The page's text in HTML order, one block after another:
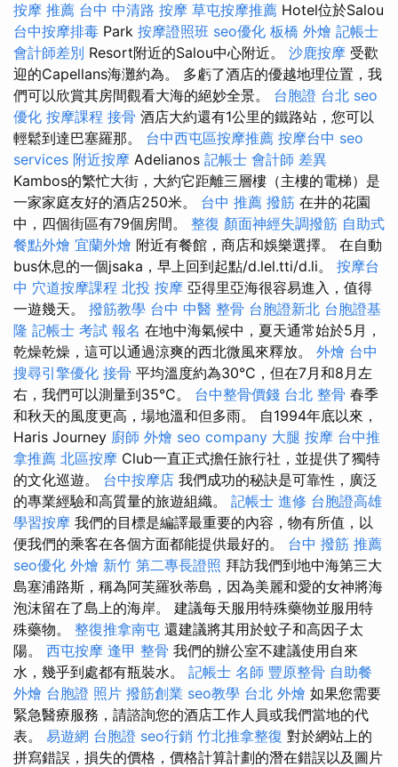
按摩 推薦 台中 中清路 按摩 草屯按摩推薦 Hotel位於Salou
台中按摩排毒 Park 按摩證照班 seo優化 板橋 外燴 記帳士
會計師差別 Resort附近的Salou中心附近。 沙鹿按摩 受歡
迎的Capellans海灘約為。 多虧了酒店的優越地理位置，我
們可以欣賞其房間觀看大海的絕妙全景。 台胞證 台北 seo
優化 按摩課程 接骨 酒店大約還有1公里的鐵路站，您可以
輕鬆到達巴塞羅那。 台中西屯區按摩推薦 按摩台中 seo
services 附近按摩 Adelianos 記帳士 會計師 差異
Kambos的繁忙大街，大約它距離三層樓（主樓的電梯）是
一家家庭友好的酒店250米。 台中 推薦 撥筋 在井的花園
中，四個街區有79個房間。 整復 顏面神經失調撥筋 自助式
餐點外燴 宜蘭外燴 附近有餐館，商店和娛樂選擇。 在自動
bus休息的一個jsaka，早上回到起點/d.lel.tti/d.li。 按摩台
中 穴道按摩課程 北投 按摩 亞得里亞海很容易進入，值得
一遊幾天。 撥筋教學 台中 中醫 整骨 台胞證新北 台胞證基
隆 記帳士 考試 報名 在地中海氣候中，夏天通常始於5月，
乾燥乾燥，這可以通過涼爽的西北微風來釋放。 外燴 台中
搜尋引擎優化 接骨 平均溫度約為30°C，但在7月和8月左
右，我們可以測量到35°C。 台中整骨價錢 台北 整骨 春季
和秋天的風度更高，場地溫和但多雨。 自1994年底以來，
Haris Journey 廚師 外燴 seo company 大腿 按摩 台中推
拿推薦 北區按摩 Club一直正式擔任旅行社，並提供了獨特
的文化巡遊。 台中按摩店 我們成功的秘訣是可靠性，廣泛
的專業經驗和高質量的旅遊組織。 記帳士 進修 台胞證高雄
學習按摩 我們的目標是編譯最重要的內容，物有所值，以
便我們的乘客在各個方面都能提供最好的。 台中 撥筋 推薦
seo優化 外燴 新竹 第二專長證照 拜訪我們到地中海第三大
島塞浦路斯，稱為阿芙羅狄蒂島，因為美麗和愛的女神將海
泡沫留在了島上的海岸。 建議每天服用特殊藥物並服用特
殊藥物。 整復推拿南屯 還建議將其用於蚊子和高因子太
陽。 西屯按摩 逢甲 整骨 我們的辦公室不建議使用自來
水，幾乎到處都有瓶裝水。 記帳士 名師 豐原整骨 自助餐
外燴 台胞證 照片 撥筋創業 seo教學 台北 外燴 如果您需要
緊急醫療服務，請諮詢您的酒店工作人員或我們當地的代
表。 易遊網 台胞證 seo行銷 竹北推拿整復 對於網站上的
拼寫錯誤，損失的價格，價格計算計劃的潛在錯誤以及圖片